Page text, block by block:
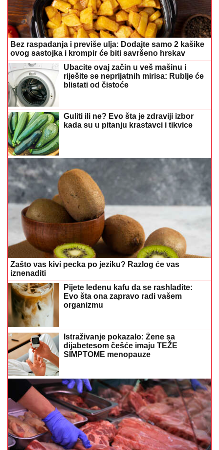
Bez raspadanja i previše ulja: Dodajte samo 2 kašike
ovog sastojka i krompir će biti savršeno hrskav
Ubacite ovaj začin u veš mašinu i
riješite se neprijatnih mirisa: Rublje će
blistati od čistoće
Guliti ili ne? Evo šta je zdraviji izbor
kada su u pitanju krastavci i tikvice
Zašto vas kivi pecka po jeziku? Razlog će vas
iznenaditi
Pijete ledenu kafu da se rashladite:
Evo šta ona zapravo radi vašem
organizmu
Istraživanje pokazalo: Žene sa
dijabetesom češće imaju TEŽE
SIMPTOME menopauze